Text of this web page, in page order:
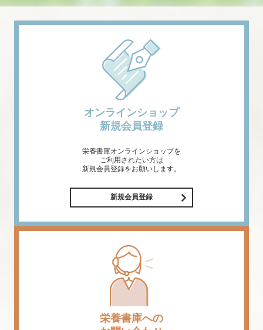
オンラインショップ
新規会員登録
栄養書庫オンラインショップを
ご利用されたい方は
新規会員登録をお願いします。
新規会員登録
栄養書庫への